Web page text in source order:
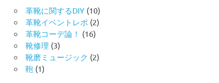
革靴に関するDIY(10)
革靴イベントレポ (2)
革靴コーデ論！ (16)
靴修理 (3)
靴磨ミュージック (2)
鞄 (1)